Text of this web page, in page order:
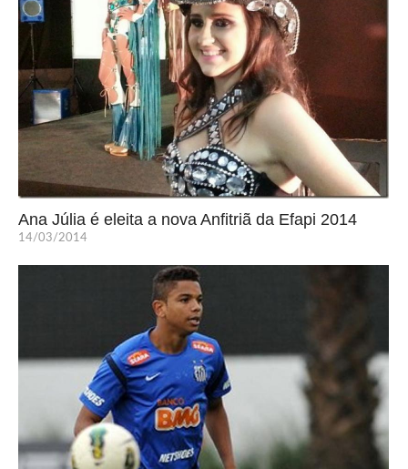
Ana Júlia é eleita a nova Anfitriã da Efapi 2014
14/03/2014